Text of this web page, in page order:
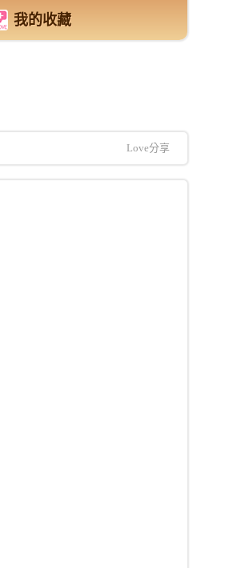
我的收藏
Love分享